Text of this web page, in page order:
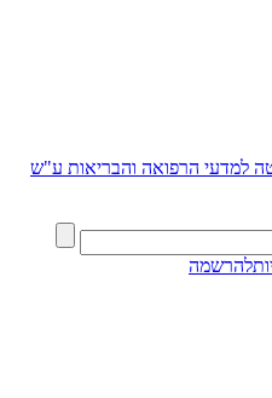
למדעי הרפואה והבריאות ע"ש
להרשמה